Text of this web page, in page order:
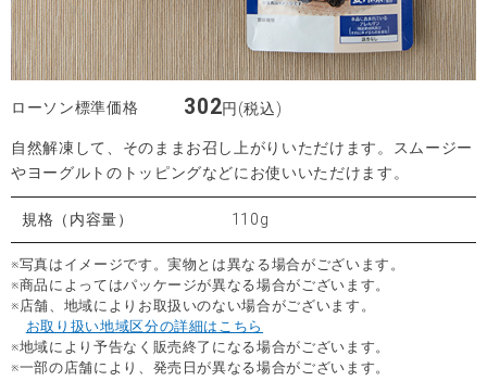
ローソン標準価格 302円(税込)
自然解凍して、そのままお召し上がりいただけます。スムージー
やヨーグルトのトッピングなどにお使いいただけます。
規格（内容量） 110g
※写真はイメージです。実物とは異なる場合がございます。
※商品によってはパッケージが異なる場合がございます。
※店舗、地域によりお取扱いのない場合がございます。
お取り扱い地域区分の詳細はこちら
※地域により予告なく販売終了になる場合がございます。
※一部の店舗により、発売日が異なる場合がございます。